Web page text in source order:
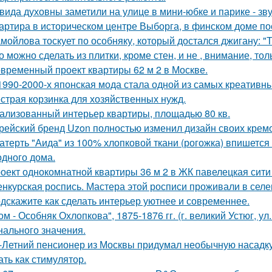
духовны заметили на улице в мини-юбке и парике -
в историческом центре Выборга, в финском доме
тоскует по особняку, который достался джигану:
можно сделать из плитки, кроме стен, и не , внимание,
проект квартиры 62 м 2 в Москве.
2000-х японская мода стала одной из самых
корзинка для хозяйственных нужд.
интерьер квартиры, площадью 80 кв.
бренд Uzon полностью изменил дизайн своих
"Аида" из 100% хлопковой ткани (рогожка)
дома.
однокомнатной квартиры 36 м 2 в ЖК павелецкая
роспись. Мастера этой росписи проживали в
как сделать интерьер уютнее и современнее.
- Особняк Охлопкова", 1875-1876 гг. (г. великий Устюг,
значения.
пенсионер из Москвы придумал необычную
как стимулятор.